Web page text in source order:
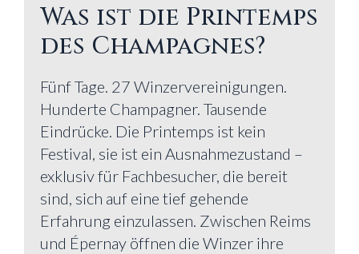
Was ist die Printemps
des Champagnes?
Fünf Tage. 27 Winzervereinigungen.
Hunderte Champagner. Tausende
Eindrücke. Die Printemps ist kein
Festival, sie ist ein Ausnahmezustand –
exklusiv für Fachbesucher, die bereit
sind, sich auf eine tief gehende
Erfahrung einzulassen. Zwischen Reims
und Épernay öffnen die Winzer ihre